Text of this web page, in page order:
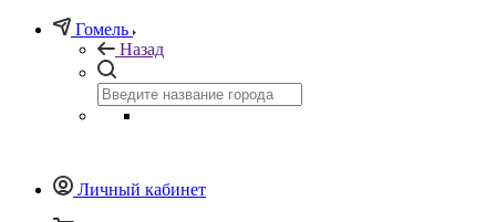
Гомель
Назад
Личный кабинет